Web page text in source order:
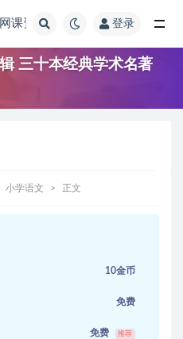
登录
三十本经典学术名著
小学语文 正文
10金币
免费
免费 推荐